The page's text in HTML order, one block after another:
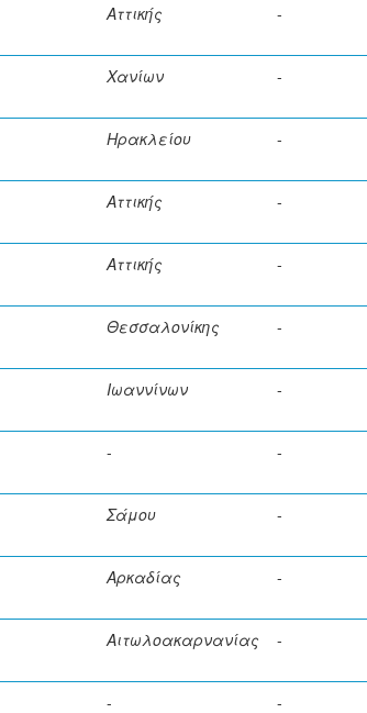
Αττικής -
Χανίων -
Ηρακλείου -
Αττικής -
Αττικής -
Θεσσαλονίκης -
Ιωαννίνων -
- -
Σάμου -
Αρκαδίας -
Αιτωλοακαρνανίας -
- -